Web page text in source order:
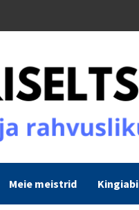
Meie meistrid Kingiabi